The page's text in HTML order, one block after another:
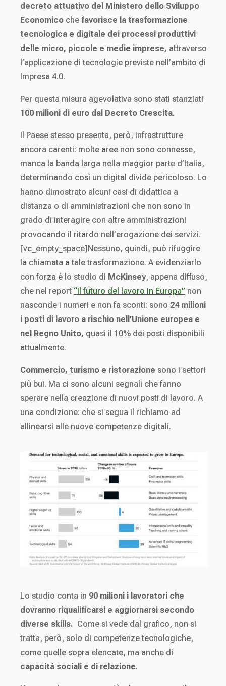
decreto attuativo del Ministero dello Sviluppo
Economico che favorisce la trasformazione
tecnologica e digitale dei processi produttivi
delle micro, piccole e medie imprese, attraverso
l’applicazione di tecnologie previste nell’ambito di
Impresa 4.0.
Per questa misura agevolativa sono stati stanziati
100 milioni di euro dal Decreto Crescita.
Il Paese stesso presenta, però, infrastrutture
ancora carenti: molte aree non sono connesse,
manca la banda larga nella maggior parte d’Italia,
determinando così un digital divide pericoloso. Lo
hanno dimostrato alcuni casi di didattica a
distanza o di amministrazioni che non sono in
grado di interagire con altre amministrazioni
provocando il ritardo nell’erogazione dei servizi.
[vc_empty_space]Nessuno, quindi, può rifuggire
la chiamata a tale trasformazione. A evidenziarlo
con forza è lo studio di McKinsey, appena diffuso,
che nel report “Il futuro del lavoro in Europa” non
nasconde i numeri e non fa sconti: sono 24 milioni
i posti di lavoro a rischio nell’Unione europea e
nel Regno Unito, quasi il 10% dei posti disponibili
attualmente.
Commercio, turismo e ristorazione sono i settori
più bui. Ma ci sono alcuni segnali che fanno
sperare nella creazione di nuovi posti di lavoro. A
una condizione: che si segua il richiamo ad
allinearsi alle nuove competenze digitali.
Lo studio conta in 90 milioni i lavoratori che
dovranno riqualificarsi e aggiornarsi secondo
diverse skills. Come si vede dal grafico, non si
tratta, però, solo di competenze tecnologiche,
come quelle sopra elencate, ma anche di
capacità sociali e di relazione.